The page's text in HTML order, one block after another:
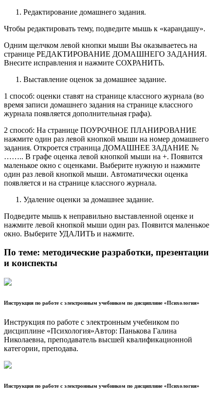
Редактирование домашнего задания.
Чтобы редактировать тему, подведите мышь к «карандашу».
Одним щелчком левой кнопки мыши Вы оказываетесь на
странице РЕДАКТИРОВАНИЕ ДОМАШНЕГО ЗАДАНИЯ.
Внесите исправления и нажмите СОХРАНИТЬ.
Выставление оценок за домашнее задание.
1 способ: оценки ставят на странице классного журнала (во
время записи домашнего задания на странице классного
журнала появляется дополнительная графа).
2 способ: На странице ПОУРОЧНОЕ ПЛАНИРОВАНИЕ
нажмите один раз левой кнопкой мыши на номер домашнего
задания. Откроется страница ДОМАШНЕЕ ЗАДАНИЕ №
…….. В графе оценка левой кнопкой мыши на +. Появится
маленькое окно с оценками. Выберите нужную и нажмите
один раз левой кнопкой мыши. Автоматически оценка
появляется и на странице классного журнала.
Удаление оценки за домашнее задание.
Подведите мышь к неправильно выставленной оценке и
нажмите левой кнопкой мыши один раз. Появится маленькое
окно. Выберите УДАЛИТЬ и нажмите.
По теме: методические разработки, презентации
и конспекты
Инструкция по работе с электронным учебником по дисциплине «Психология»
Инструкция по работе с электронным учебником по
дисциплине «Психология»Автор: Панькова Галина
Николаевна, преподаватель высшей квалификационной
категории, преподава.
Инструкция по работе с электронным учебником по дисциплине «Психология»